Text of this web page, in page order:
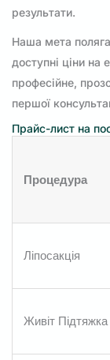
результати.
Наша мета
доступні ціни на
професійне,
першої
Прайс-лист на
Процедура
Ліпосакція
Живіт Підтяжка